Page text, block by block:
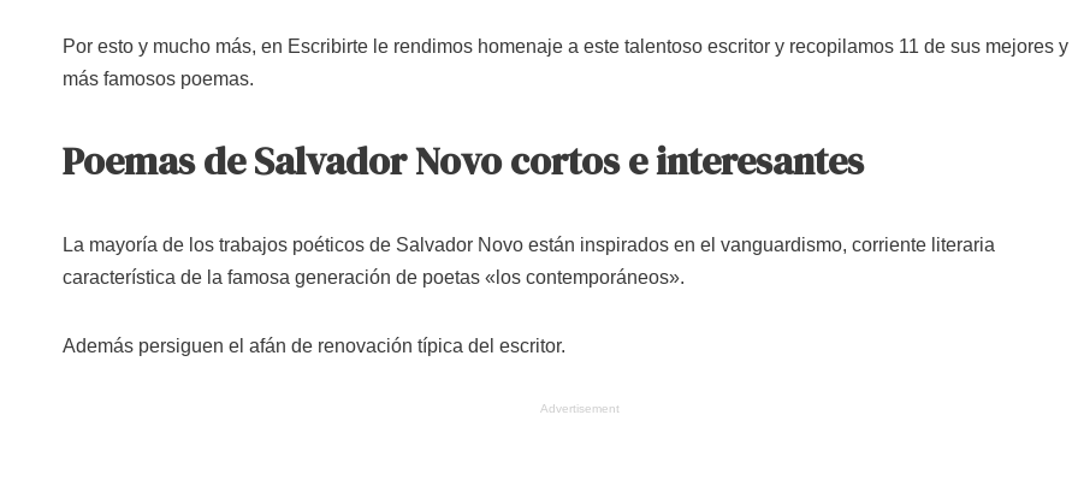
Por esto y mucho más, en Escribirte le rendimos homenaje a este talentoso escritor y recopilamos 11 de sus mejores y
más famosos poemas.
Poemas de Salvador Novo cortos e interesantes
La mayoría de los trabajos poéticos de Salvador Novo están inspirados en el vanguardismo, corriente literaria
característica de la famosa generación de poetas «los contemporáneos».
Además persiguen el afán de renovación típica del escritor.
Advertisement